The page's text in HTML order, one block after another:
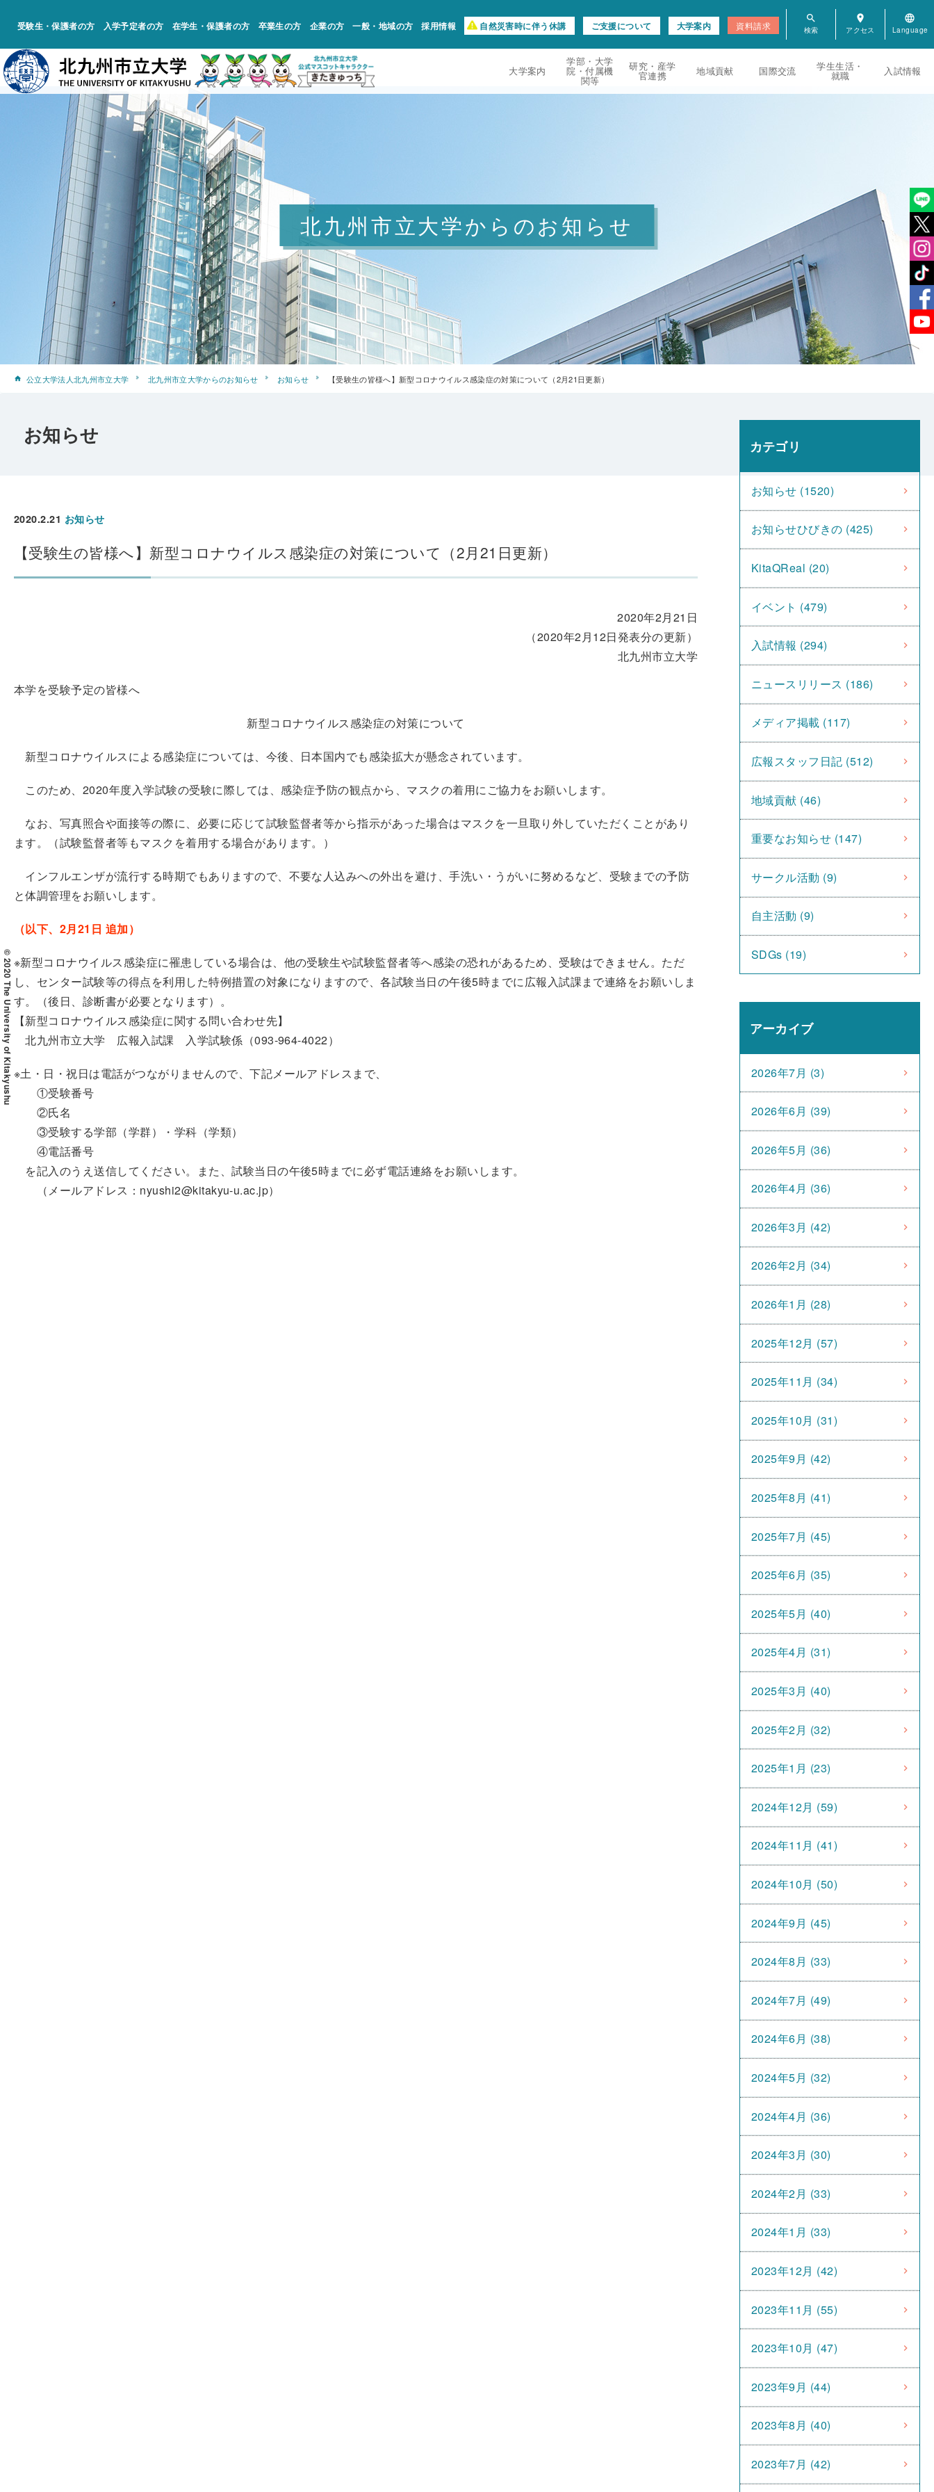
受験生・保護者の方 入学予定者の方 在学生・保護者の方 卒業生の方 企業の方 一般・地域の方 採用情報 自然災害時に伴う休講 ご支援について 大学案内 資料請求
search room language
大学案内
学部・大学
院・付属機
関等
研究・産学
官連携 地域貢献 国際交流 学生生活・
就職 入試情報
© 2020 The University of Kitakyushu
北九州市立大学からのお知らせ
公立大学法人北九州市立大学 北九州市立大学からのお知らせ お知らせ 【受験生の皆様へ】新型コロナウイルス感染症の対策について（2月21日更新）
お知らせ
2020.2.21 お知らせ
【受験生の皆様へ】新型コロナウイルス感染症の対策について（2月21日更新）
2020年2月21日
（2020年2月12日発表分の更新）
北九州市立大学
本学を受験予定の皆様へ
新型コロナウイルス感染症の対策について
新型コロナウイルスによる感染症については、今後、日本国内でも感染拡大が懸念されています。
このため、2020年度入学試験の受験に際しては、感染症予防の観点から、マスクの着用にご協力をお願いします。
なお、写真照合や面接等の際に、必要に応じて試験監督者等から指示があった場合はマスクを一旦取り外していただくことがあり
ます。（試験監督者等もマスクを着用する場合があります。）
インフルエンザが流行する時期でもありますので、不要な人込みへの外出を避け、手洗い・うがいに努めるなど、受験までの予防
と体調管理をお願いします。
（以下、2月21日 追加）
※新型コロナウイルス感染症に罹患している場合は、他の受験生や試験監督者等へ感染の恐れがあるため、受験はできません。ただ
し、センター試験等の得点を利用した特例措置の対象になりますので、各試験当日の午後5時までに広報入試課まで連絡をお願いしま
す。（後日、診断書が必要となります）。
【新型コロナウイルス感染症に関する問い合わせ先】
北九州市立大学 広報入試課 入学試験係（093-964-4022）
※土・日・祝日は電話がつながりませんので、下記メールアドレスまで、
①受験番号
②氏名
③受験する学部（学群）・学科（学類）
④電話番号
を記入のうえ送信してください。また、試験当日の午後5時までに必ず電話連絡をお願いします。
（メールアドレス：nyushi2@kitakyu-u.ac.jp）
カテゴリ
お知らせ (1520)
お知らせひびきの (425)
KitaQReal (20)
イベント (479)
入試情報 (294)
ニュースリリース (186)
メディア掲載 (117)
広報スタッフ日記 (512)
地域貢献 (46)
重要なお知らせ (147)
サークル活動 (9)
自主活動 (9)
SDGs (19)
アーカイブ
2026年7月 (3)
2026年6月 (39)
2026年5月 (36)
2026年4月 (36)
2026年3月 (42)
2026年2月 (34)
2026年1月 (28)
2025年12月 (57)
2025年11月 (34)
2025年10月 (31)
2025年9月 (42)
2025年8月 (41)
2025年7月 (45)
2025年6月 (35)
2025年5月 (40)
2025年4月 (31)
2025年3月 (40)
2025年2月 (32)
2025年1月 (23)
2024年12月 (59)
2024年11月 (41)
2024年10月 (50)
2024年9月 (45)
2024年8月 (33)
2024年7月 (49)
2024年6月 (38)
2024年5月 (32)
2024年4月 (36)
2024年3月 (30)
2024年2月 (33)
2024年1月 (33)
2023年12月 (42)
2023年11月 (55)
2023年10月 (47)
2023年9月 (44)
2023年8月 (40)
2023年7月 (42)